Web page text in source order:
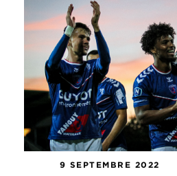
9 SEPTEMBRE 2022